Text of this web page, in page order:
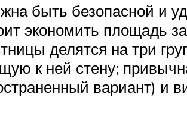
быть безопасной и
экономить площадь
делятся на три
к ней стену;
вариант) и